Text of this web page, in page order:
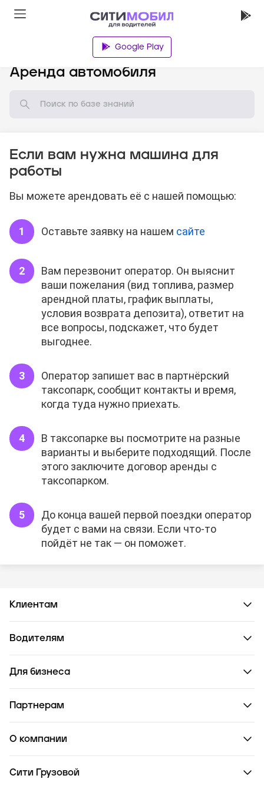
Google Play
Аренда автомобиля
Если вам нужна машина для
работы
Вы можете арендовать её с нашей помощью:
Оставьте заявку на нашем сайте
Вам перезвонит оператор. Он выяснит
ваши пожелания (вид топлива, размер
арендной платы, график выплаты,
условия возврата депозита), ответит на
все вопросы, подскажет, что будет
выгоднее.
Оператор запишет вас в партнёрский
таксопарк, сообщит контакты и время,
когда туда нужно приехать.
В таксопарке вы посмотрите на разные
варианты и выберите подходящий. После
этого заключите договор аренды с
таксопарком.
До конца вашей первой поездки оператор
будет с вами на связи. Если что-то
пойдёт не так — он поможет.
Клиентам
Водителям
Для бизнеса
Партнерам
О компании
Сити Грузовой